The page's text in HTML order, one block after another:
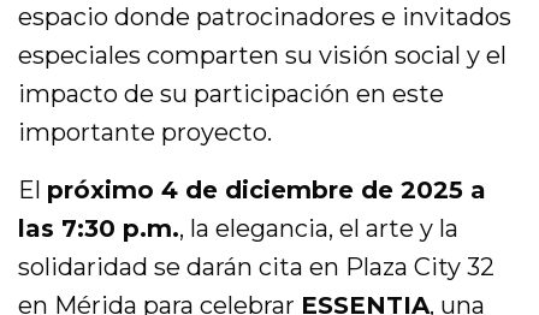
espacio donde patrocinadores e invitados
especiales comparten su visión social y el
impacto de su participación en este
importante proyecto.
El próximo 4 de diciembre de 2025 a
las 7:30 p.m., la elegancia, el arte y la
solidaridad se darán cita en Plaza City 32
en Mérida para celebrar ESSENTIA, una